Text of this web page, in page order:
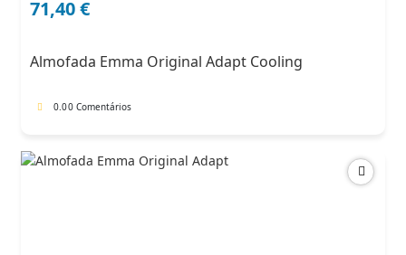
preço
102,00 €.
71,40€
preço
71,40 €.
Almofada Emma Original Adapt Cooling
0.00 Comentários